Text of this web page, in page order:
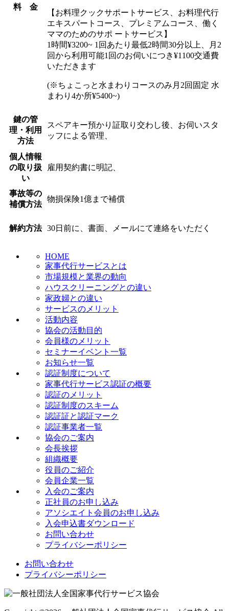
料 金
【お料理クックサポートサービス、お料理代行
エキスパートコース、プレミアムコース、働く
ママのためのサポ ートサービス】
1時間¥3200~ 1回あたり最低2時間30分以上、月2
回から利用可能1回のお伺いにつき¥1100交通費
いただきます
(※ちょこっと水まわりコースのみ月2回固定 水
まわり4か所¥5400~)
鍵の管
理・利用
方法
スペアキー預かり証取り交わし後、お伺いスタ
ッフによる管理、
個人情報
の取り扱
い
雇用契約書に明記、
事故等の
補償方法
物損保険1億まで補償
解約方法 30日前に、書面、メールにて連絡をいただく
HOME
家事代行サービスとは
市場規模と業界の動向
ハウスクリーニングとの違い
家政婦との違い
サービスのメリット
活動内容
協会の活動目的
会員様のメリット
セミナーイベント一覧
お知らせ一覧
認証制度について
家事代行サービス認証の概要
認証のメリット
認証制度のスキーム
認証証と認証マーク
認証事業者一覧
協会のご案内
会長挨拶
組織概要
役員のご紹介
会員企業一覧
入会のご案内
正社員のお申し込み
アソシエイト会員のお申し込み
入会申込書ダウンロード
お問い合わせ
プライバシーポリシー
お問い合わせ
プライバシーポリシー